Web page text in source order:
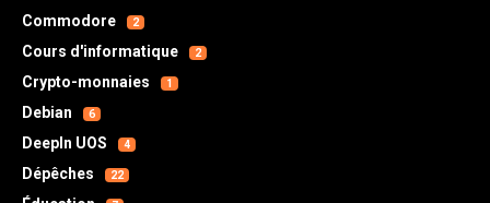
Commodore 2
Cours d'informatique 2
Crypto-monnaies 1
Debian 6
DeepIn UOS 4
Dépêches 22